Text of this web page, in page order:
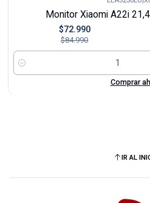
Monitor Xiaomi A22i
$72.990
$84.990
Cantidad
Comprar
IR AL